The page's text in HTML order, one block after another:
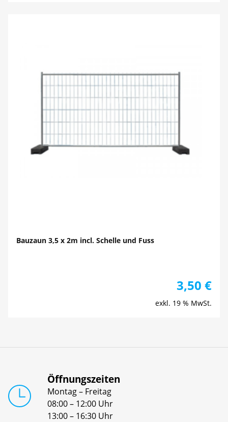
Bauzaun 3,5 x 2m incl. Schelle und Fuss
3,50 €
exkl. 19 % MwSt.
Öffnungszeiten
Montag – Freitag
08:00 – 12:00 Uhr
13:00 – 16:30 Uhr